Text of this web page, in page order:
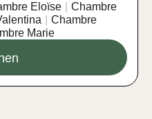
Eloïse
Chambre
Chambre
Marie